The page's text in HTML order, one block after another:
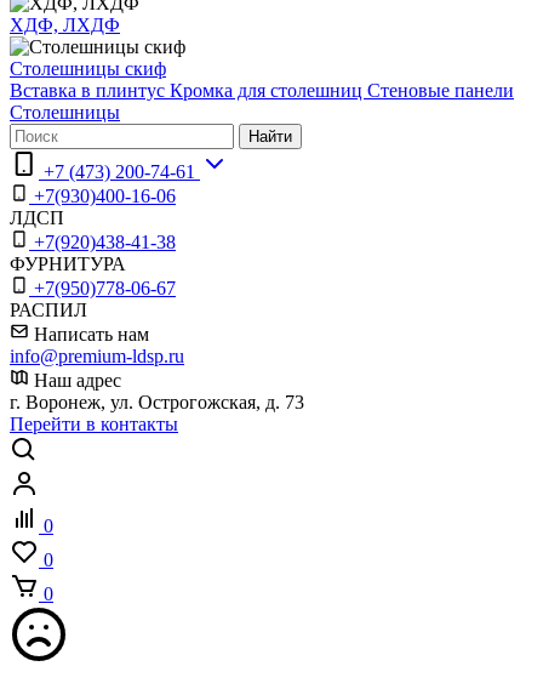
ХДФ, ЛХДФ
Столешницы скиф
Вставка в плинтус Кромка для столешниц Стеновые панели
Столешницы
Найти
+7 (473) 200-74-61
+7(930)400-16-06
ЛДСП
+7(920)438-41-38
ФУРНИТУРА
+7(950)778-06-67
РАСПИЛ
Написать нам
info@premium-ldsp.ru
Наш адрес
г. Воронеж, ул. Острогожская, д. 73
Перейти в контакты
0
0
0